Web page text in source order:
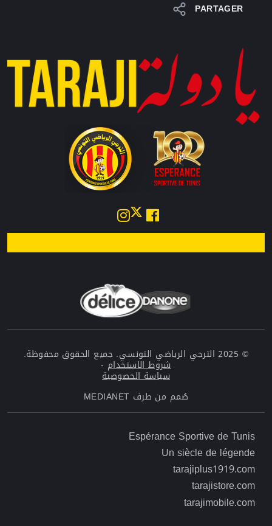
PARTAGER
© 2025 الترجي الرياضي التونسي. جميع الحقوق محفوظة.
شروط الاستخدام -
سياسة الخصوصية
صُمم من طرف MEDIANET
Menu top left Footer
Espérance Sportive de Tunis
Un siècle de légende
Menu top right Footer
tarajiplus1919.com
tarajistore.com
tarajimobile.com